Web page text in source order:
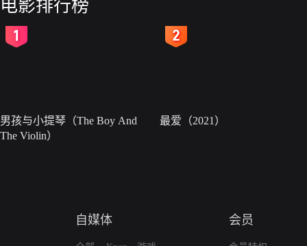
电影排行榜
男孩与小提琴（The Boy And
The Violin）
最爱（2021）
自媒体 会员